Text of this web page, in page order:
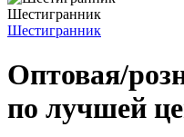
Шестигранник
Шестигранник
Оптовая/
по лучшей